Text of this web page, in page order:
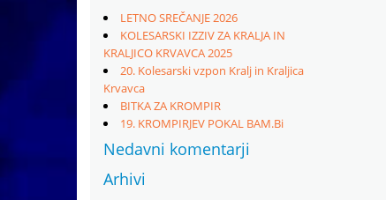
LETNO SREČANJE 2026
KOLESARSKI IZZIV ZA KRALJA IN
KRALJICO KRVAVCA 2025
20. Kolesarski vzpon Kralj in Kraljica
Krvavca
BITKA ZA KROMPIR
19. KROMPIRJEV POKAL BAM.Bi
Nedavni komentarji
Arhivi